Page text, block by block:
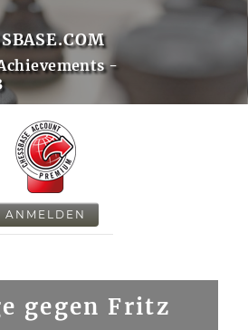
-
ANMELDEN
gegen Fritz